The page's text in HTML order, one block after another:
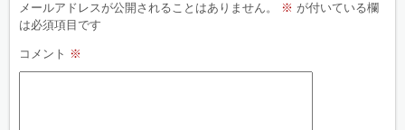
メールアドレスが公開されることはありません。 ※ が付いている欄
は必須項目です
コメント ※